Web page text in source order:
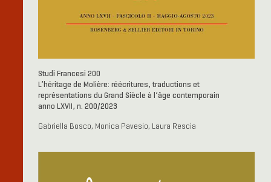
Studi Francesi 200
L’héritage de Molière: réécritures, traductions et
représentations du Grand Siècle à l’âge contemporain
anno LXVII, n. 200/2023
Gabriella Bosco, Monica Pavesio, Laura Rescia